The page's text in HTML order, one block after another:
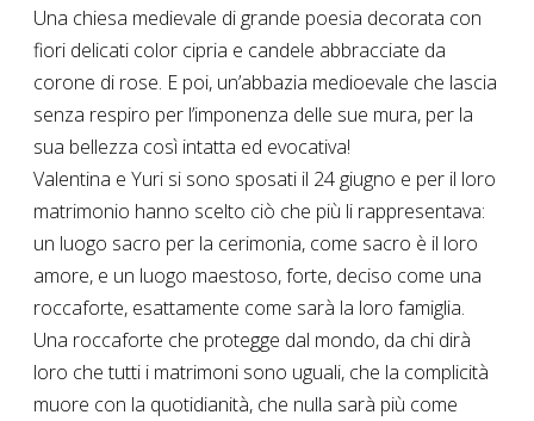
Una chiesa medievale di grande poesia decorata con
fiori delicati color cipria e candele abbracciate da
corone di rose. E poi, un’abbazia medioevale che lascia
senza respiro per l’imponenza delle sue mura, per la
sua bellezza così intatta ed evocativa!
Valentina e Yuri si sono sposati il 24 giugno e per il loro
matrimonio hanno scelto ciò che più li rappresentava:
un luogo sacro per la cerimonia, come sacro è il loro
amore, e un luogo maestoso, forte, deciso come una
roccaforte, esattamente come sarà la loro famiglia.
Una roccaforte che protegge dal mondo, da chi dirà
loro che tutti i matrimoni sono uguali, che la complicità
muore con la quotidianità, che nulla sarà più come